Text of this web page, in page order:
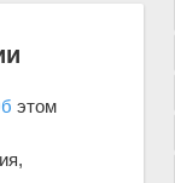
этом